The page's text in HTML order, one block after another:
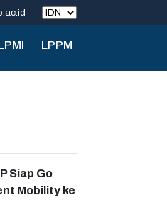
LPPM
Siap Go
Mobility ke